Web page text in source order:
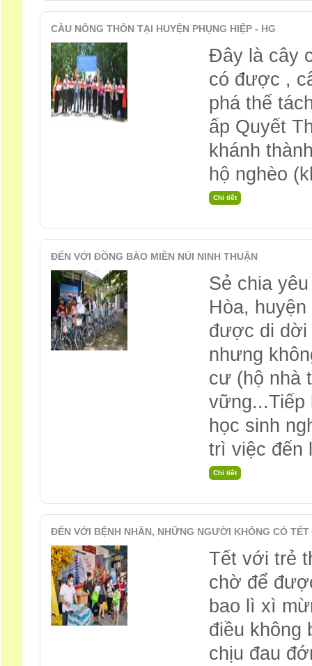
CẦU NÔNG THÔN TẠI HUYỆN PHỤNG HIỆP - HG
Đây là cây
có được ,
phá thế
ấp Quyết
khánh
hộ nghèo
ĐẾN VỚI ĐỒNG BÀO MIỀN NÚI NINH THUẬN
Sẻ chia
Hòa,
được di dời
nhưng
cư (hộ nhà
vững...Tiếp
học sinh
trì việc đến
ĐẾN VỚI BỆNH NHÂN, NHỮNG NGƯỜI KHÔNG CÓ TẾT
Tết với trẻ
chờ để
bao lì xì
điều không
chịu đau